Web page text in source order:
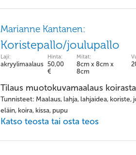
Marianne Kantanen:
Koristepallo/joulupallo
Laji:
akryylimaalaus
Hinta:
50,00
€
Mitat:
8cm x 8cm x
8cm
Tilaus muotokuvamaalaus koirasta
Tunnisteet: Maalaus, lahja, lahjaidea,
eläin, koira, kissa, pupu
Katso teosta tai osta teos